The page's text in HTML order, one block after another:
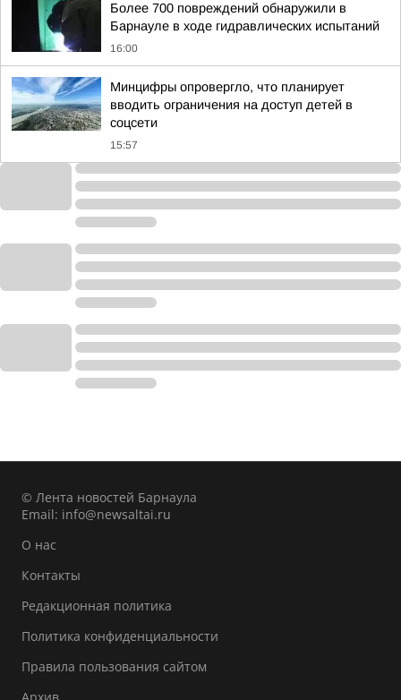
Более 700 повреждений обнаружили в
Барнауле в ходе гидравлических испытаний
16:00
Минцифры опровергло, что планирует
вводить ограничения на доступ детей в
соцсети
15:57
© Лента новостей Барнаула
Email: info@newsaltai.ru
О нас
Контакты
Редакционная политика
Политика конфиденциальности
Правила пользования сайтом